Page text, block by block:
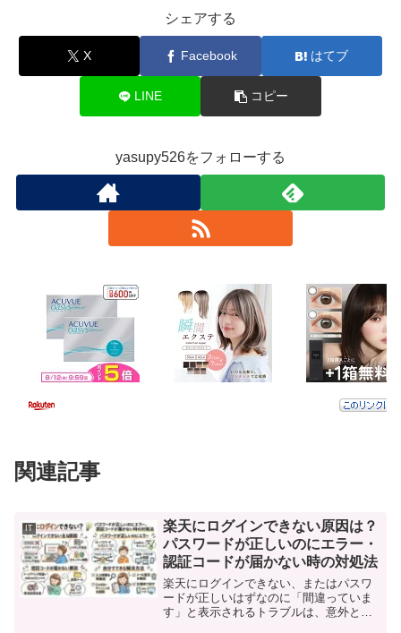
シェアする
X Facebook はてブ
LINE コピー
yasupy526をフォローする
関連記事
IT
楽天にログインできない原因は？
パスワードが正しいのにエラー・
認証コードが届かない時の対処法
楽天にログインできない、またはパスワ
ードが正しいはずなのに「間違っていま
す」と表示されるトラブルは、意外と多